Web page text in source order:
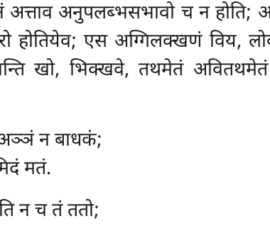
अत्ताव अनुपलब्भसभावो च न होति;
होतियेव; एस अग्गिलक्खणं विय,
खो, भिक्खवे, तथमेतं
न बाधकं;
मतं.
न च तं ततो;